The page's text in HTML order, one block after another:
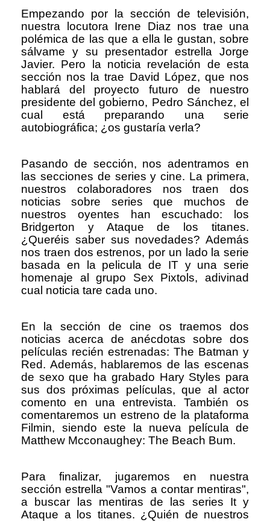
Empezando por la sección de televisión,
nuestra locutora Irene Diaz nos trae una
polémica de las que a ella le gustan, sobre
sálvame y su presentador estrella Jorge
Javier. Pero la noticia revelación de esta
sección nos la trae David López, que nos
hablará del proyecto futuro de nuestro
presidente del gobierno, Pedro Sánchez, el
cual está preparando una serie
autobiográfica; ¿os gustaría verla?
Pasando de sección, nos adentramos en
las secciones de series y cine. La primera,
nuestros colaboradores nos traen dos
noticias sobre series que muchos de
nuestros oyentes han escuchado: los
Bridgerton y Ataque de los titanes.
¿Queréis saber sus novedades? Además
nos traen dos estrenos, por un lado la serie
basada en la pelicula de IT y una serie
homenaje al grupo Sex Pixtols, adivinad
cual noticia tare cada uno.
En la sección de cine os traemos dos
noticias acerca de anécdotas sobre dos
películas recién estrenadas: The Batman y
Red. Además, hablaremos de las escenas
de sexo que ha grabado Hary Styles para
sus dos próximas películas, que al actor
comento en una entrevista. También os
comentaremos un estreno de la plataforma
Filmin, siendo este la nueva película de
Matthew Mcconaughey: The Beach Bum.
Para finalizar, jugaremos en nuestra
sección estrella "Vamos a contar mentiras",
a buscar las mentiras de las series It y
Ataque a los titanes. ¿Quién de nuestros